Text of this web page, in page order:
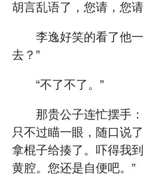
胡言乱语了，您请，您
李逸好笑的看了他
去？”
“不了不了。”
那贵公子连忙摆手
只不过瞄一眼，随口说
拿棍子给揍了。吓得我
黄腔。您还是自便吧。”